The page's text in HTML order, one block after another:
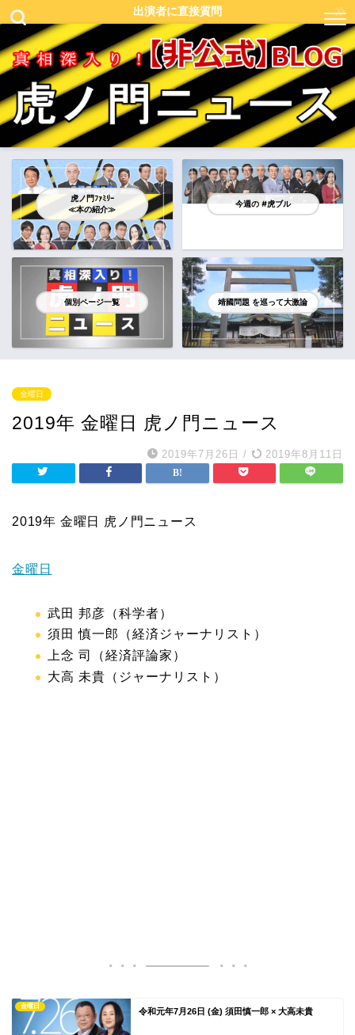
出演者に直接質問
虎ノ門ﾌｧﾐﾘｰ
≪本の紹介≫
今週の #虎ブル
個別ページ一覧 靖國問題 を巡って大激論
金曜日
2019年 金曜日 虎ノ門ニュース
2019年7月26日 / 2019年8月11日
2019年 金曜日 虎ノ門ニュース
金曜日
武田 邦彦（科学者）
須田 慎一郎（経済ジャーナリスト）
上念 司（経済評論家）
大高 未貴（ジャーナリスト）
金曜日
令和元年7月26日 (金) 須田慎一郎 × 大高未貴